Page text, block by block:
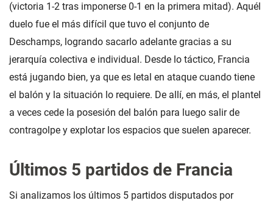
(victoria 1-2 tras imponerse 0-1 en la primera mitad). Aquél
duelo fue el más difícil que tuvo el conjunto de
Deschamps, logrando sacarlo adelante gracias a su
jerarquía colectiva e individual. Desde lo táctico, Francia
está jugando bien, ya que es letal en ataque cuando tiene
el balón y la situación lo requiere. De allí, en más, el plantel
a veces cede la posesión del balón para luego salir de
contragolpe y explotar los espacios que suelen aparecer.
Últimos 5 partidos de Francia
Si analizamos los últimos 5 partidos disputados por